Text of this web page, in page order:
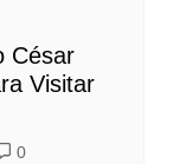
César
Visitar
0